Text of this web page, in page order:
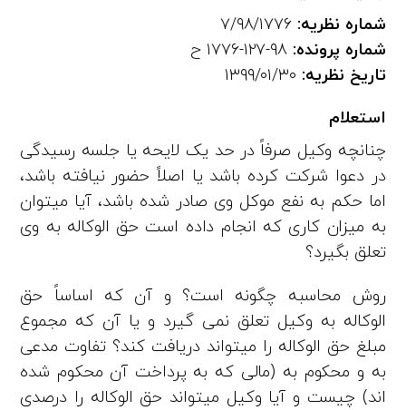
شماره نظریه: ۷/۹۸/۱۷۷۶
شماره پرونده:
تاریخ نظریه:
استعلام
چنانچه وکیل صرفاً در حد یک لایحه یا جلسه رسیدگی
در دعوا شرکت کرده باشد یا اصلاً حضور نیافته باشد،
اما حکم به نفع موکل وی صادر شده باشد، آیا میتوان
به میزان کاری که انجام داده است حق‌ الوکاله به وی
تعلق بگیرد؟
روش محاسبه چگونه است؟ و آن‌ که اساساً حق‌
الوکاله به وکیل تعلق نمی‌ گیرد و یا آن‌ که مجموع
مبلغ حق‌ الوکاله را میتواند دریافت کند؟ تفاوت مدعی‌
به و محکوم‌ به (مالی که به پرداخت آن محکوم شده‌
اند) چیست و آیا وکیل میتواند حق‌ الوکاله را درصدی